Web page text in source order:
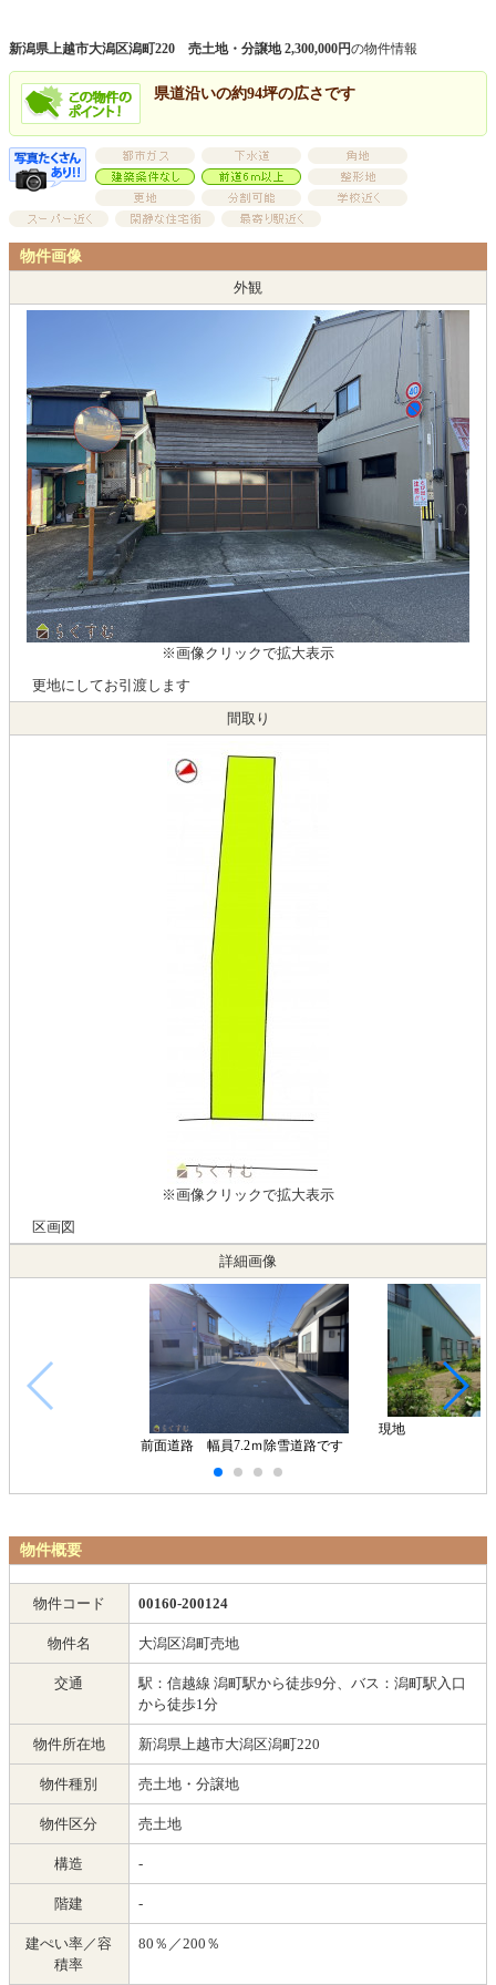
新潟県上越市大潟区潟町220 売土地・分譲地 2,300,000円の物件情報
県道沿いの約94坪の広さです
物件画像
外観
間取り
※画像クリックで拡大表示
更地にしてお引渡します
※画像クリックで拡大表示
区画図
詳細画像
前面道路 幅員7.2ｍ除雪道路です
現地
物件概要
物件コード 00160-200124
物件名 大潟区潟町売地
交通
駅：信越線 潟町駅から徒歩9分、バス：潟町駅入口
から徒歩1分
物件所在地 新潟県上越市大潟区潟町220
物件種別 売土地・分譲地
物件区分 売土地
構造 -
階建 -
建ぺい率／容
積率
80％／200％